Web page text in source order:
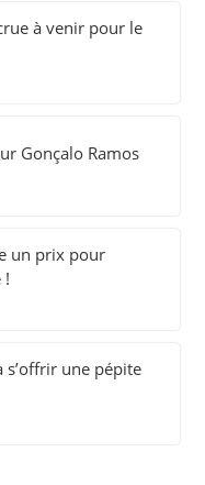
à venir pour le
Gonçalo Ramos
un prix pour
!
s’offrir une pépite